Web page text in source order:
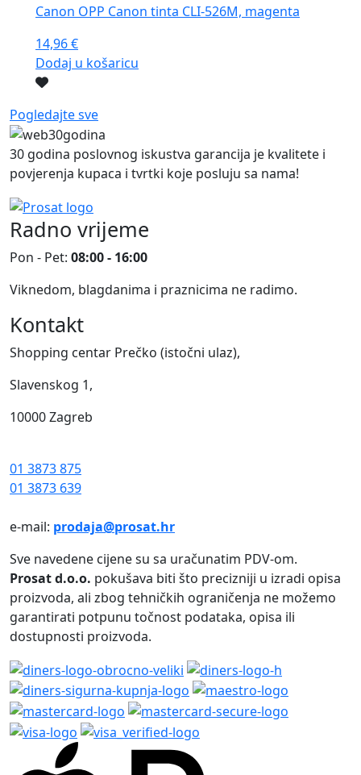
Canon OPP Canon tinta CLI-526M, magenta
14,96€
Dodaj u košaricu
Pogledajte sve
30 godina poslovnog iskustva garancija je kvalitete i
povjerenja kupaca i tvrtki koje posluju sa nama!
Radno vrijeme
Pon - Pet: 08:00 - 16:00
Viknedom, blagdanima i praznicima ne radimo.
Kontakt
Shopping centar Prečko (istočni ulaz),
Slavenskog 1,
10000 Zagreb
01 3873 875
01 3873 639
e-mail: prodaja@prosat.hr
Sve navedene cijene su sa uračunatim PDV-om.
Prosat d.o.o. pokušava biti što precizniji u izradi opisa
proizvoda, ali zbog tehničkih ograničenja ne možemo
garantirati potpunu točnost podataka, opisa ili
dostupnosti proizvoda.